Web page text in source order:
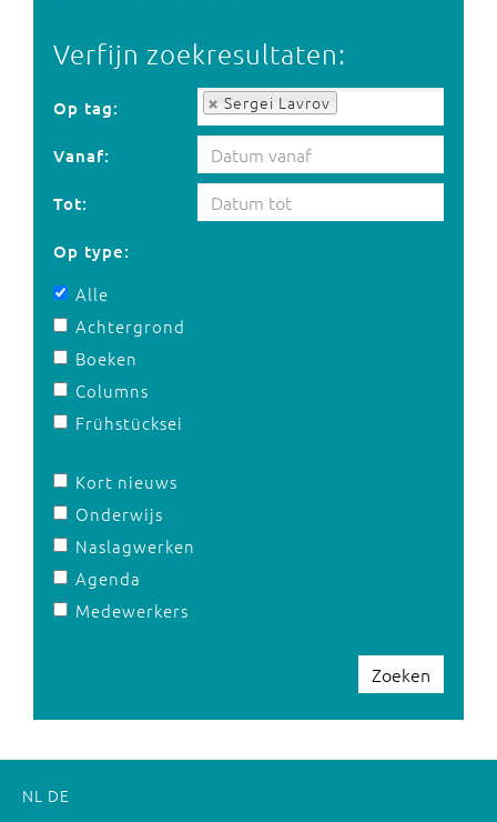
Verfijn zoekresultaten:
Op tag: Sergei Lavrov
Op tag:
Vanaf:
Tot:
Op type:
Alle
Achtergrond
Boeken
Columns
Frühstücksei
Kort nieuws
Onderwijs
Naslagwerken
Agenda
Medewerkers
Zoeken
NL DE